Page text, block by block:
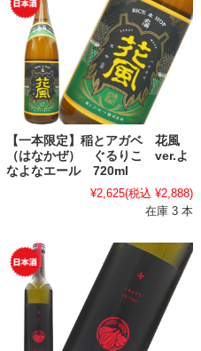
【一本限定】稲とアガベ 花風
（はなかぜ） ぐるりこ ver.よ
なよなエール 720ml
¥2,625(税込 ¥2,888)
在庫 3 本